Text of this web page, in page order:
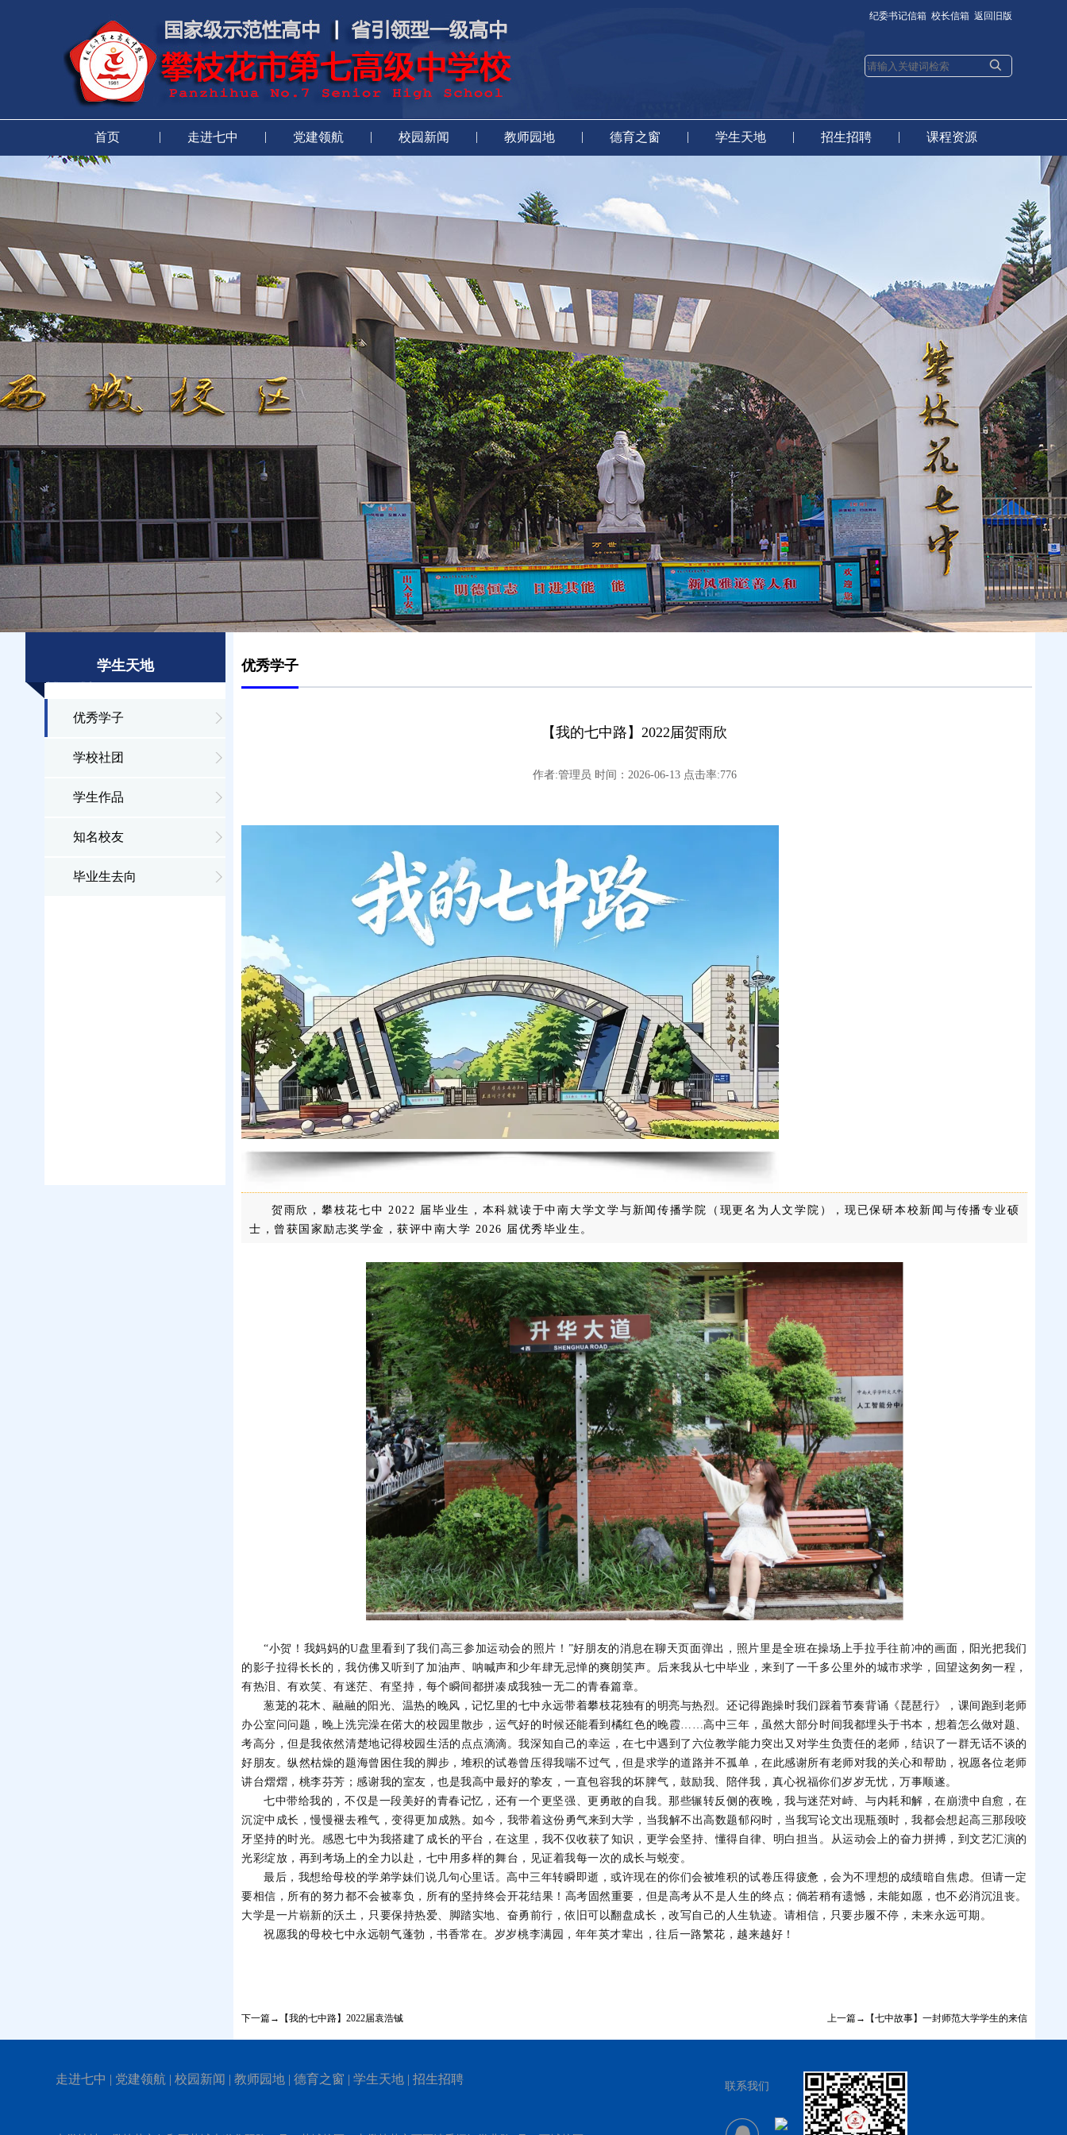
纪委书记信箱 校长信箱 返回旧版
首页 | 走进七中 | 党建领航 | 校园新闻 | 教师园地 | 德育之窗 | 学生天地 | 招生招聘 | 课程资源
学生天地
优秀学子
学校社团
学生作品
知名校友
毕业生去向
优秀学子
【我的七中路】2022届贺雨欣
作者:管理员 时间：2026-06-13 点击率:776
贺雨欣，攀枝花七中 2022 届毕业生，本科就读于中南大学文学与新闻传播学院（现更名为人文学院），现已保研本校新闻与传播专业硕
士，曾获国家励志奖学金，获评中南大学 2026 届优秀毕业生。
“小贺！我妈妈的U盘里看到了我们高三参加运动会的照片！”好朋友的消息在聊天页面弹出，照片里是全班在操场上手拉手往前冲的画面，阳光把我们
的影子拉得长长的，我仿佛又听到了加油声、呐喊声和少年肆无忌惮的爽朗笑声。后来我从七中毕业，来到了一千多公里外的城市求学，回望这匆匆一程，
有热泪、有欢笑、有迷茫、有坚持，每个瞬间都拼凑成我独一无二的青春篇章。
葱茏的花木、融融的阳光、温热的晚风，记忆里的七中永远带着攀枝花独有的明亮与热烈。还记得跑操时我们踩着节奏背诵《琵琶行》，课间跑到老师
办公室问问题，晚上洗完澡在偌大的校园里散步，运气好的时候还能看到橘红色的晚霞……高中三年，虽然大部分时间我都埋头于书本，想着怎么做对题、
考高分，但是我依然清楚地记得校园生活的点点滴滴。我深知自己的幸运，在七中遇到了六位教学能力突出又对学生负责任的老师，结识了一群无话不谈的
好朋友。纵然枯燥的题海曾困住我的脚步，堆积的试卷曾压得我喘不过气，但是求学的道路并不孤单，在此感谢所有老师对我的关心和帮助，祝愿各位老师
讲台熠熠，桃李芬芳；感谢我的室友，也是我高中最好的挚友，一直包容我的坏脾气，鼓励我、陪伴我，真心祝福你们岁岁无忧，万事顺遂。
七中带给我的，不仅是一段美好的青春记忆，还有一个更坚强、更勇敢的自我。那些辗转反侧的夜晚，我与迷茫对峙、与内耗和解，在崩溃中自愈，在
沉淀中成长，慢慢褪去稚气，变得更加成熟。如今，我带着这份勇气来到大学，当我解不出高数题郁闷时，当我写论文出现瓶颈时，我都会想起高三那段咬
牙坚持的时光。感恩七中为我搭建了成长的平台，在这里，我不仅收获了知识，更学会坚持、懂得自律、明白担当。从运动会上的奋力拼搏，到文艺汇演的
光彩绽放，再到考场上的全力以赴，七中用多样的舞台，见证着我每一次的成长与蜕变。
最后，我想给母校的学弟学妹们说几句心里话。高中三年转瞬即逝，或许现在的你们会被堆积的试卷压得疲惫，会为不理想的成绩暗自焦虑。但请一定
要相信，所有的努力都不会被辜负，所有的坚持终会开花结果！高考固然重要，但是高考从不是人生的终点；倘若稍有遗憾，未能如愿，也不必消沉沮丧。
大学是一片崭新的沃土，只要保持热爱、脚踏实地、奋勇前行，依旧可以翻盘成长，改写自己的人生轨迹。请相信，只要步履不停，未来永远可期。
祝愿我的母校七中永远朝气蓬勃，书香常在。岁岁桃李满园，年年英才辈出，往后一路繁花，越来越好！
下一篇→【我的七中路】2022届袁浩铖 上一篇→【七中故事】一封师范大学学生的来信
走进七中 | 党建领航 | 校园新闻 | 教师园地| 德育之窗 | 学生天地| 招生招聘
联系我们